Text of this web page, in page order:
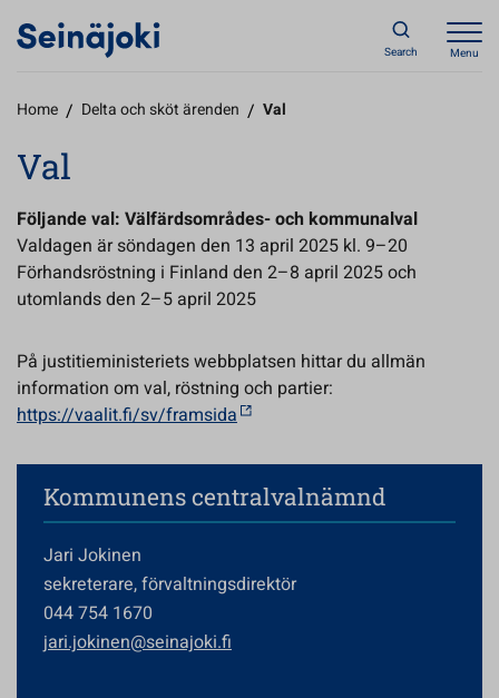
Search Menu
Home / Delta och sköt ärenden / Val
Val
Följande val: Välfärdsområdes- och kommunalval
Valdagen är söndagen den 13 april 2025 kl. 9–20
Förhandsröstning i Finland den 2–8 april 2025 och
utomlands den 2–5 april 2025
På justitieministeriets webbplatsen hittar du allmän
information om val, röstning och partier:
https://vaalit.fi/sv/framsida
Kommunens centralvalnämnd
Jari Jokinen
sekreterare, förvaltningsdirektör
044 754 1670
jari.jokinen@seinajoki.fi